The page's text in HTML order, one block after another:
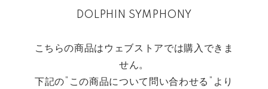
DOLPHIN SYMPHONY
こちらの商品はウェブストアでは購入できま
せん。
下記の”この商品について問い合わせる”より